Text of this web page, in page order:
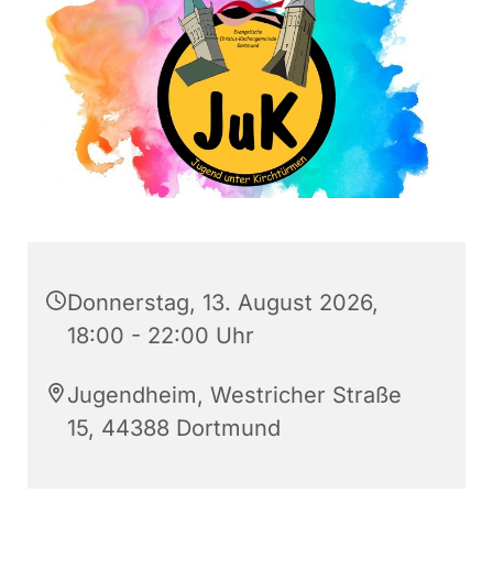
Donnerstag, 13. August 2026,
18:00 - 22:00 Uhr
Jugendheim, Westricher Straße
15, 44388 Dortmund